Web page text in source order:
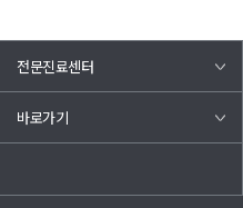
전문진료센터
바로가기